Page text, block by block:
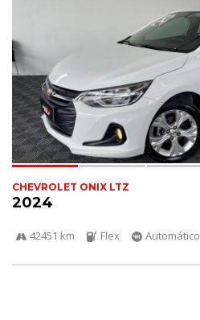
CHEVROLET ONIX LTZ
2024
42451 km Flex Automático